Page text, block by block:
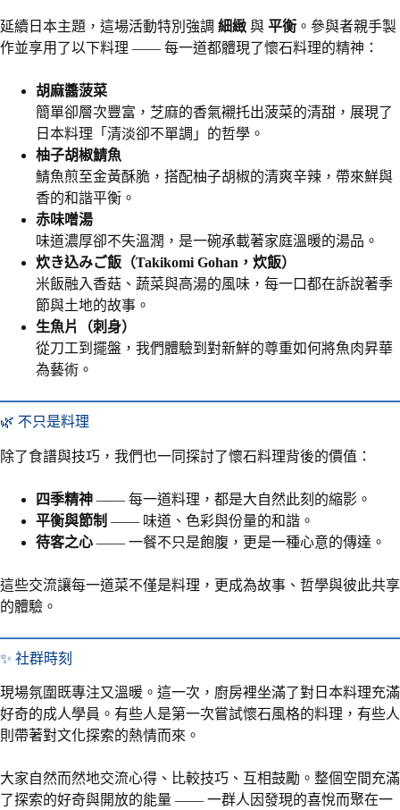
延續日本主題，這場活動特別強調 細緻 與 平衡 。參與者親手製
作並享用了以下料理 —— 每一道都體現了懷石料理的精神：
胡麻醬菠菜
簡單卻層次豐富，芝麻的香氣襯托出菠菜的清甜，展現了
日本料理「清淡卻不單調」的哲學。
柚子胡椒鯖魚
鯖魚煎至金黃酥脆，搭配柚子胡椒的清爽辛辣，帶來鮮與
香的和諧平衡。
赤味噌湯
味道濃厚卻不失溫潤，是一碗承載著家庭溫暖的湯品。
炊き込みご飯（Takikomi Gohan，炊飯）
米飯融入香菇、蔬菜與高湯的風味，每一口都在訴說著季
節與土地的故事。
生魚片（刺身）
從刀工到擺盤，我們體驗到對新鮮的尊重如何將魚肉昇華
為藝術。
🌿 不只是料理
除了食譜與技巧，我們也一同探討了懷石料理背後的價值：
四季精神 —— 每一道料理，都是大自然此刻的縮影。
平衡與節制 —— 味道、色彩與份量的和諧。
待客之心 —— 一餐不只是飽腹，更是一種心意的傳達。
這些交流讓每一道菜不僅是料理，更成為故事、哲學與彼此共享
的體驗。
✨ 社群時刻
現場氛圍既專注又溫暖。這一次，廚房裡坐滿了對日本料理充滿
好奇的成人學員。有些人是第一次嘗試懷石風格的料理，有些人
則帶著對文化探索的熱情而來。
大家自然而然地交流心得、比較技巧、互相鼓勵。整個空間充滿
了探索的好奇與開放的能量 —— 一群人因發現的喜悅而聚在一